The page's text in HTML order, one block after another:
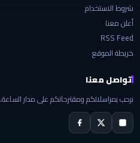
شروط الاستخدام
أعلن معنا
RSS Feed
خريطة الموقع
تواصل معنا
نرحب بمراسلاتكم ومقترحاتكم على مدار الساعة.